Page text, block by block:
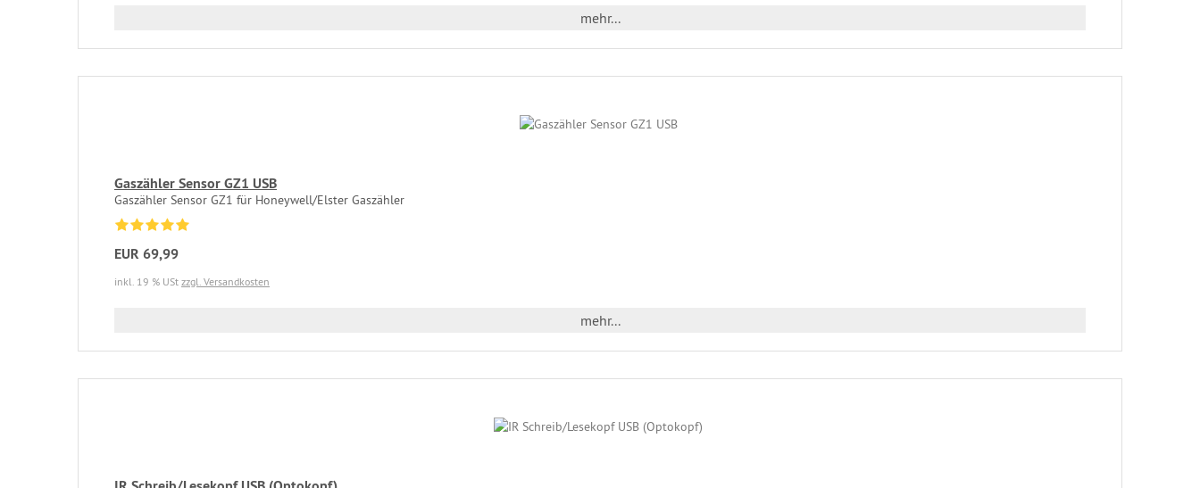
mehr...
Gaszähler Sensor GZ1 USB
Gaszähler Sensor GZ1 für Honeywell/Elster Gaszähler
EUR 69,99
inkl. 19 % USt zzgl. Versandkosten
mehr...